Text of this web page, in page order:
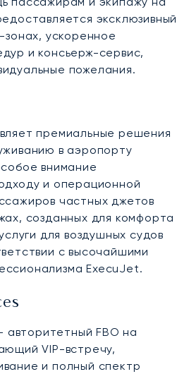
эксклюзивный
ускоренное
и консьерж-сервис,
пожелания.
премиальные решения
в аэропорту
внимание
и операционной
частных джетов
созданных для комфорта
для воздушных судов
с высочайшими
ExecuJet.
авторитетный FBO на
VIP-встречу,
и полный спектр